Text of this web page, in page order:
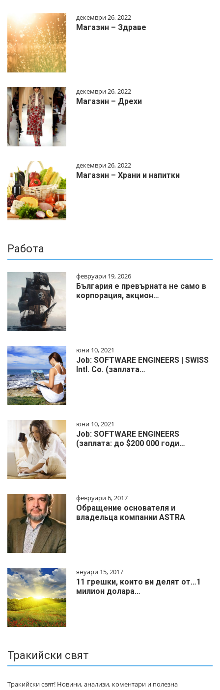
декември 26, 2022
Магазин – Здраве
декември 26, 2022
Магазин – Дрехи
декември 26, 2022
Магазин – Храни и напитки
Работа
февруари 19, 2026
България е превърната не само в
корпорация, акцион…
юни 10, 2021
Job: SOFTWARE ENGINEERS | SWISS
Intl. Co. (заплата…
юни 10, 2021
Job: SOFTWARE ENGINEERS
(заплата: до $200 000 годи…
февруари 6, 2017
Обращение основателя и
владельца компании ASTRA
януари 15, 2017
11 грешки, които ви делят от…1
милиoн дoлapa…
Тракийски свят
Тракийски свят! Новини, анализи, коментари и полезна